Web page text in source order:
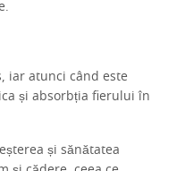
iar atunci când este
și absorbția fierului în
și sănătatea